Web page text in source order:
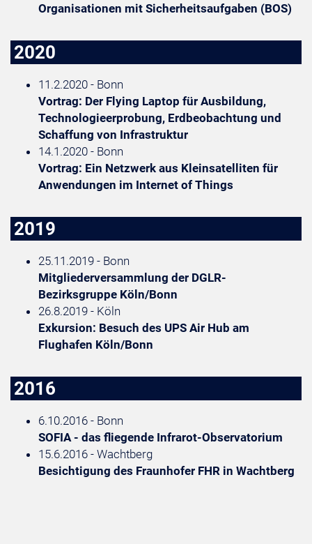
Organisationen mit Sicherheitsaufgaben (BOS)
2020
11.2.2020 - Bonn
Vortrag: Der Flying Laptop für Ausbildung,
Technologieerprobung, Erdbeobachtung und
Schaffung von Infrastruktur
14.1.2020 - Bonn
Vortrag: Ein Netzwerk aus Kleinsatelliten für
Anwendungen im Internet of Things
2019
25.11.2019 - Bonn
Mitgliederversammlung der DGLR-
Bezirksgruppe Köln/Bonn
26.8.2019 - Köln
Exkursion: Besuch des UPS Air Hub am
Flughafen Köln/Bonn
2016
6.10.2016 - Bonn
SOFIA - das fliegende Infrarot-Observatorium
15.6.2016 - Wachtberg
Besichtigung des Fraunhofer FHR in Wachtberg